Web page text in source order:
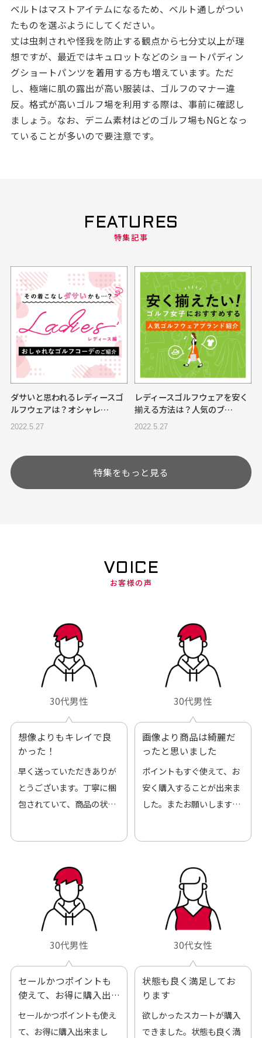
ベルトはマストアイテムになるため、ベルト通しがつい
たものを選ぶようにしてください。
丈は虫刺されや怪我を防止する観点から七分丈以上が理
想ですが、最近ではキュロットなどのショートパディン
グショートパンツを着用する方も増えています。ただ
し、極端に肌の露出が高い服装は、ゴルフのマナー違
反。格式が高いゴルフ場を利用する際は、事前に確認し
ましょう。なお、デニム素材はどのゴルフ場もNGとなっ
ていることが多いので要注意です。
FEATURES
特集記事
ダサいと思われるレディースゴ
ルフウェアは？オシャレ…
2022.5.27
レディースゴルフウェアを安く
揃える方法は？人気のブ…
2022.5.27
特集をもっと見る
VOICE
お客様の声
30代男性
想像よりもキレイで良
かった！
早く送っていただきありが
とうございます。丁寧に梱
包されていて、商品の状態
30代男性
画像より商品は綺麗だ
ったと思いました
ポイントもすぐ使えて、お
安く購入することが出来ま
した。またお願いします、
30代男性
セールかつポイントも
使えて、お得に購入出
来ました
セールかつポイントも使え
て、お得に購入出来まし
30代女性
状態も良く満足してお
ります
欲しかったスカートが購入
できました。状態も良く満